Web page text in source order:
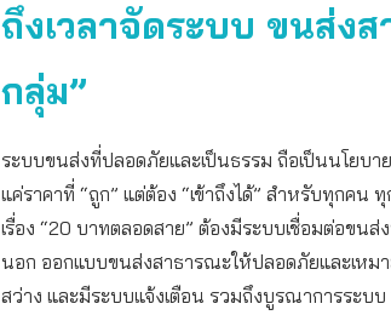
ถึงเวลาจัดระบบ ขนส่ง
กลุ่ม”
ระบบขนส่งที่ปลอดภัยและเป็นธรรม ถือเป็นนโยบา
แค่ราคาที่ “ถูก” แต่ต้อง “เข้าถึงได้” สำหรับทุกคน
เรื่อง “20 บาทตลอดสาย” ต้องมีระบบเชื่อมต่อขน
นอก ออกแบบขนส่งสาธารณะให้ปลอดภัยและเห
สว่าง และมีระบบแจ้งเตือน รวมถึงบูรณาการระบบ